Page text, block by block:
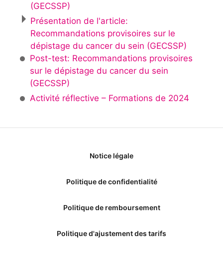
(GECSSP)
Présentation de l'article:
Recommandations provisoires sur le
dépistage du cancer du sein (GECSSP)
Post-test: Recommandations provisoires
sur le dépistage du cancer du sein
(GECSSP)
Activité réflective – Formations de 2024
Notice légale
Politique de confidentialité
Politique de remboursement
Politique d'ajustement des tarifs